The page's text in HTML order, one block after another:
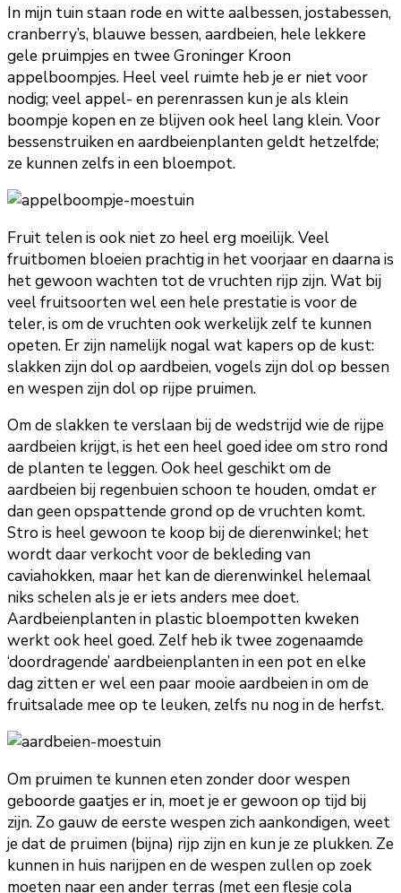
In mijn tuin staan rode en witte aalbessen, jostabessen,
cranberry’s, blauwe bessen, aardbeien, hele lekkere
gele pruimpjes en twee Groninger Kroon
appelboompjes. Heel veel ruimte heb je er niet voor
nodig; veel appel- en perenrassen kun je als klein
boompje kopen en ze blijven ook heel lang klein. Voor
bessenstruiken en aardbeienplanten geldt hetzelfde;
ze kunnen zelfs in een bloempot.
Fruit telen is ook niet zo heel erg moeilijk. Veel
fruitbomen bloeien prachtig in het voorjaar en daarna is
het gewoon wachten tot de vruchten rijp zijn. Wat bij
veel fruitsoorten wel een hele prestatie is voor de
teler, is om de vruchten ook werkelijk zelf te kunnen
opeten. Er zijn namelijk nogal wat kapers op de kust:
slakken zijn dol op aardbeien, vogels zijn dol op bessen
en wespen zijn dol op rijpe pruimen.
Om de slakken te verslaan bij de wedstrijd wie de rijpe
aardbeien krijgt, is het een heel goed idee om stro rond
de planten te leggen. Ook heel geschikt om de
aardbeien bij regenbuien schoon te houden, omdat er
dan geen opspattende grond op de vruchten komt.
Stro is heel gewoon te koop bij de dierenwinkel; het
wordt daar verkocht voor de bekleding van
caviahokken, maar het kan de dierenwinkel helemaal
niks schelen als je er iets anders mee doet.
Aardbeienplanten in plastic bloempotten kweken
werkt ook heel goed. Zelf heb ik twee zogenaamde
‘doordragende’ aardbeienplanten in een pot en elke
dag zitten er wel een paar mooie aardbeien in om de
fruitsalade mee op te leuken, zelfs nu nog in de herfst.
Om pruimen te kunnen eten zonder door wespen
geboorde gaatjes er in, moet je er gewoon op tijd bij
zijn. Zo gauw de eerste wespen zich aankondigen, weet
je dat de pruimen (bijna) rijp zijn en kun je ze plukken. Ze
kunnen in huis narijpen en de wespen zullen op zoek
moeten naar een ander terras (met een flesje cola